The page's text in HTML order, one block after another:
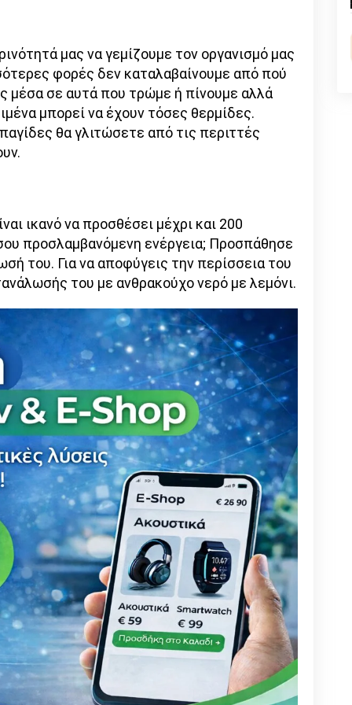
μας να γεμίζουμε τον οργανισμό μας
φορές δεν καταλαβαίνουμε από πού
μέσα σε αυτά που τρώμε ή πίνουμε αλλά
μπορεί να έχουν τόσες θερμίδες.
θα γλιτώσετε από τις περιττές
ικανό να προσθέσει μέχρι και 200
προσλαμβανόμενη ενέργεια; Προσπάθησε
του. Για να αποφύγεις την περίσσεια του
του με ανθρακούχο νερό με λεμόνι.